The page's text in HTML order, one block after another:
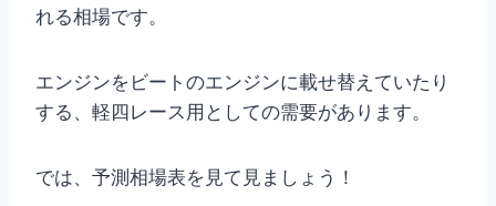
れる相場です。
エンジンをビートのエンジンに載せ替えていたり
する、軽四レース用としての需要があります。
では、予測相場表を見て見ましょう！